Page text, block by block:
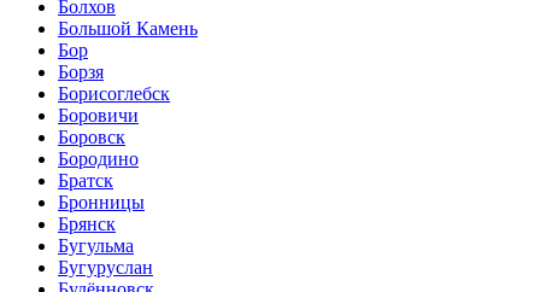
Болхов
Большой Камень
Бор
Борзя
Борисоглебск
Боровичи
Боровск
Бородино
Братск
Бронницы
Брянск
Бугульма
Бугуруслан